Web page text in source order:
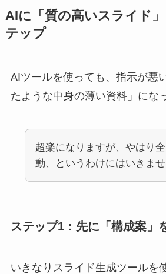
AIに「質の高いスライド
テップ
AIツールを使っても、指示が悪
たような中身の薄い資料」にな
超楽になりますが、やはり
動、というわけにはいきま
ステップ1：先に「構成案」
いきなりスライド生成ツールを